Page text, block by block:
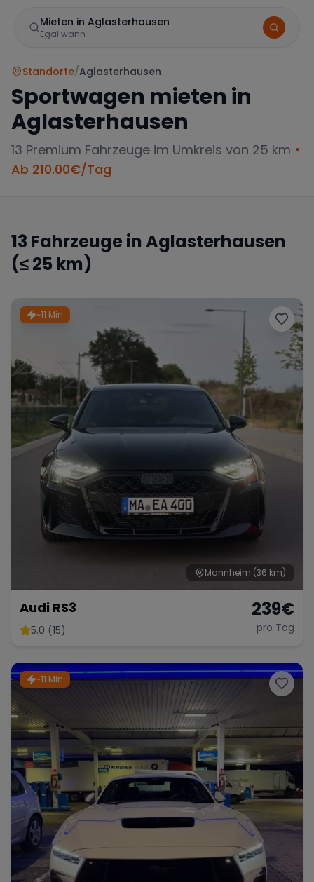
Mieten in Aglasterhausen
Egal wann
Mercedes
Lamborghini
McLaren Jaguar
Tesla Chevrolet Dodge
Bentley
Bugatti Maserati
Range Rover Corvette
Wann
Zeitraum wählen
Standorte/Aglasterhausen
Sportwagen mieten in
Aglasterhausen
13 Premium Fahrzeuge im Umkreis von 25 km •
Ab 210.00€/Tag
13 Fahrzeuge in Aglasterhausen
(≤ 25 km)
~11 Min
Mannheim (36 km)
Audi RS3
5.0 (15)
239€
pro Tag
~11 Min